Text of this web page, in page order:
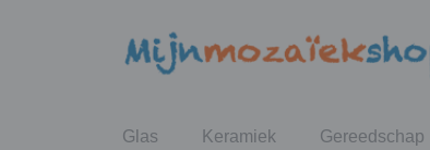
Glas Keramiek Gereedschap